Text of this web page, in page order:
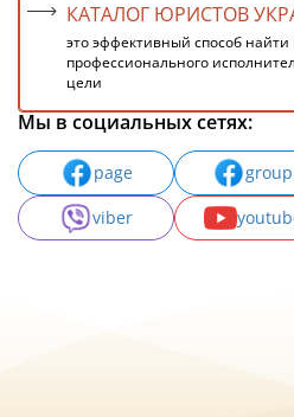
КАТАЛОГ ЮРИСТОВ
это эффективный способ
профессионального
цели
Мы в социальных сетях:
page group
viber